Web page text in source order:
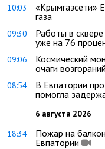
10:03
«Крымгазсети»
газа
09:30
Работы в
уже на 76
09:06
Космический
очаги
08:54
В Евпатории
помогла
6 августа 2026
18:34
Пожар на
Евпатории